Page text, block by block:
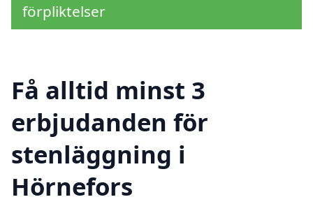
förpliktelser
Få alltid minst 3
erbjudanden för
stenläggning i
Hörnefors